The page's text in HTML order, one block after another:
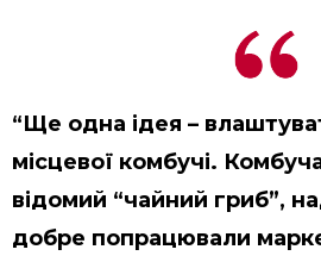
“Ще одна ідея –
місцевої комбучі.
відомий “чайний гриб”,
добре попрацювали